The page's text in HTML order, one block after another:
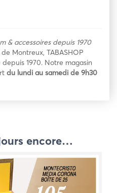
& accessoires depuis 1970
Montreux, TABASHOP
1970. Notre magasin
du lundi au samedi de 9h30
encore…